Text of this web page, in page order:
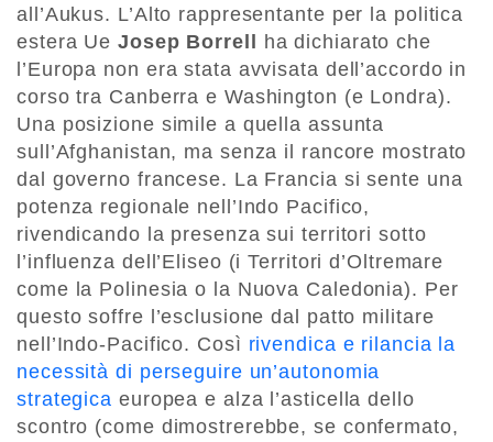
all’Aukus. L’Alto rappresentante per la politica
estera UeJosep Borrell
ha dichiarato che
l’Europa non era stata avvisata dell’accordo in
corso tra Canberra e Washington (e Londra).
Una posizione simile a quella assunta
sull’Afghanistan, ma senza il rancore mostrato
dal governo francese. La Francia si sente una
potenza regionale nell’Indo Pacifico,
rivendicando la presenza sui territori sotto
l’influenza dell’Eliseo (i Territori d’Oltremare
come la Polinesia o la Nuova Caledonia). Per
questo soffre l’esclusione dal patto militare
nell’Indo-Pacifico. Così rivendica e rilancia la
necessità di perseguire un’autonomia
strategica europea e alza l’asticella dello
scontro (come dimostrerebbe, se confermato,